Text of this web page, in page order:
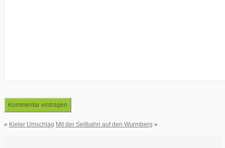
« Kieler Umschlag Mit der Seilbahn auf den Wurmberg »